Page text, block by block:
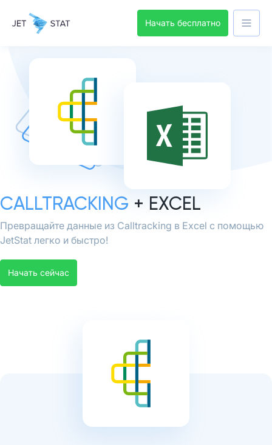
Начать бесплатно
CALLTRACKING + EXCEL
Превращайте данные из Calltracking в Excel с помощью
JetStat легко и быстро!
Начать сейчас